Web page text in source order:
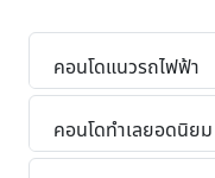
คอนโดแนวรถไฟฟ้า
คอนโดทำเลยอดนิยม